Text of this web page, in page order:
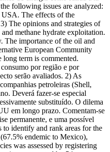
following issues are analyzed:
The effects of the
The opinions and strategies of
methane hydrate exploitation.
The importance of the oil and
European Community
long term is commented.
por região e por
serão avaliados. 2) As
petroleiras (Shell,
Deverá fazer-se especial
substituído. O dilema
em longo prazo. Comentam-se
permanente, e uma possível
identify and rank areas for the
endemic to Mexico),
was assessed by registering